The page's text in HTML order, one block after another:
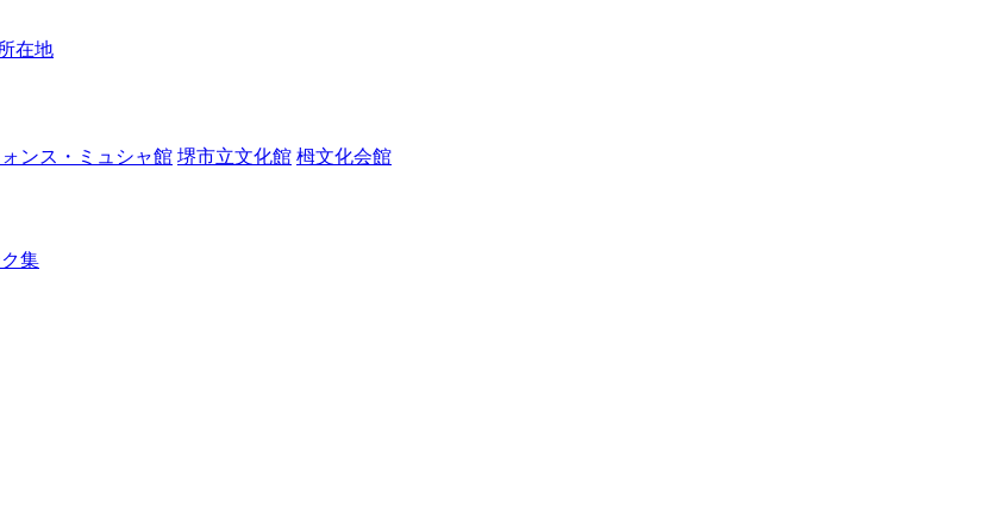
在地
ンス・ミュシャ館 堺市立文化館 栂文化会館
集